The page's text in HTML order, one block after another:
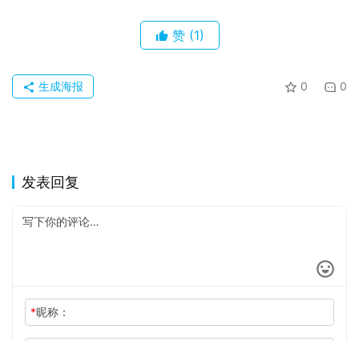
赞 (1)
0 0
生成海报
发表回复
*昵称：